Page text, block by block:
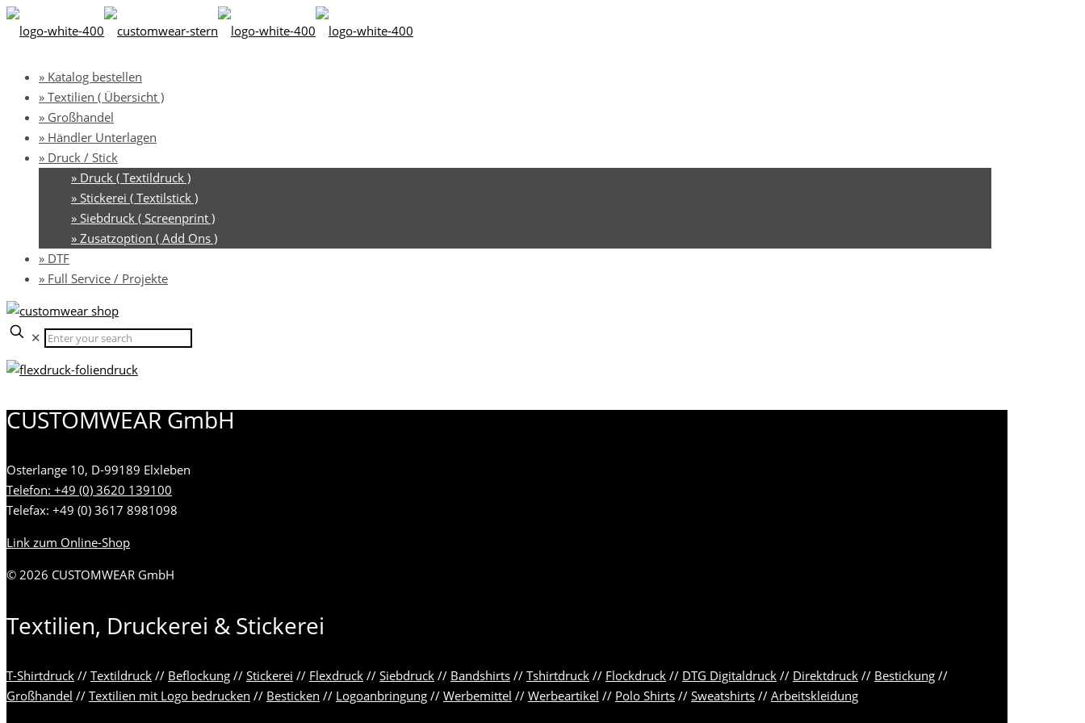
» Katalog bestellen
» Textilien ( Übersicht )
» Großhandel
» Händler Unterlagen
» Druck / Stick
» Druck ( Textildruck )
» Stickerei ( Textilstick )
» Siebdruck ( Screenprint )
» Zusatzoption ( Add Ons )
» DTF
» Full Service / Projekte
✕
CUSTOMWEAR GmbH
Osterlange 10, D-99189 Elxleben
Telefon: +49 (0) 3620 139100
Telefax: +49 (0) 3617 8981098
Link zum Online-Shop
© 2026 CUSTOMWEAR GmbH
Textilien, Druckerei & Stickerei
T-Shirtdruck // Textildruck // Beflockung // Stickerei // Flexdruck // Siebdruck // Bandshirts // Tshirtdruck // Flockdruck // DTG Digitaldruck // Direktdruck // Bestickung //
Großhandel // Textilien mit Logo bedrucken // Besticken // Logoanbringung // Werbemittel // Werbeartikel // Polo Shirts // Sweatshirts // Arbeitskleidung